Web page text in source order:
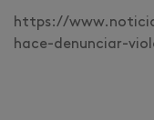
https://
hace-denunciar-